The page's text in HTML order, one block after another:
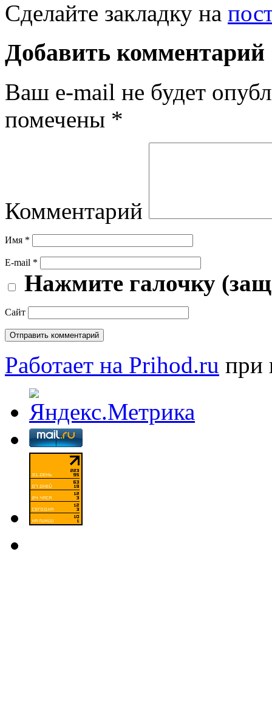
Сделайте закладку на
Добавить комментарий
Ваш e-mail не будет
помечены *
Комментарий
Имя *
E-mail *
Нажмите галочку
Сайт
Работает на Prihod.ru при